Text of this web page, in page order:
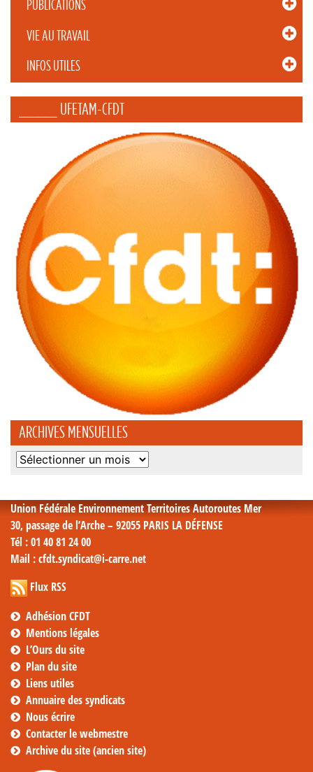
PUBLICATIONS
VIE AU TRAVAIL
INFOS UTILES
_____ UFETAM-CFDT
ARCHIVES MENSUELLES
Archives
Union Fédérale Environnement Territoires Autoroutes Mer
30, passage de l’Arche – 92055 PARIS LA DÉFENSE
Tél : 01 40 81 24 00
Mail : cfdt.syndicat@i-carre.net
Flux RSS
Adhésion CFDT
Mentions légales
L’Ours du site
Plan du site
Liens utiles
Annuaire des syndicats
Nous écrire
Contacter le webmestre
Archive du site (ancien site)